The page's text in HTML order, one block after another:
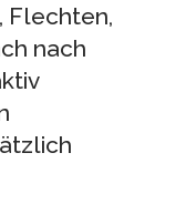
Flechten,
nach